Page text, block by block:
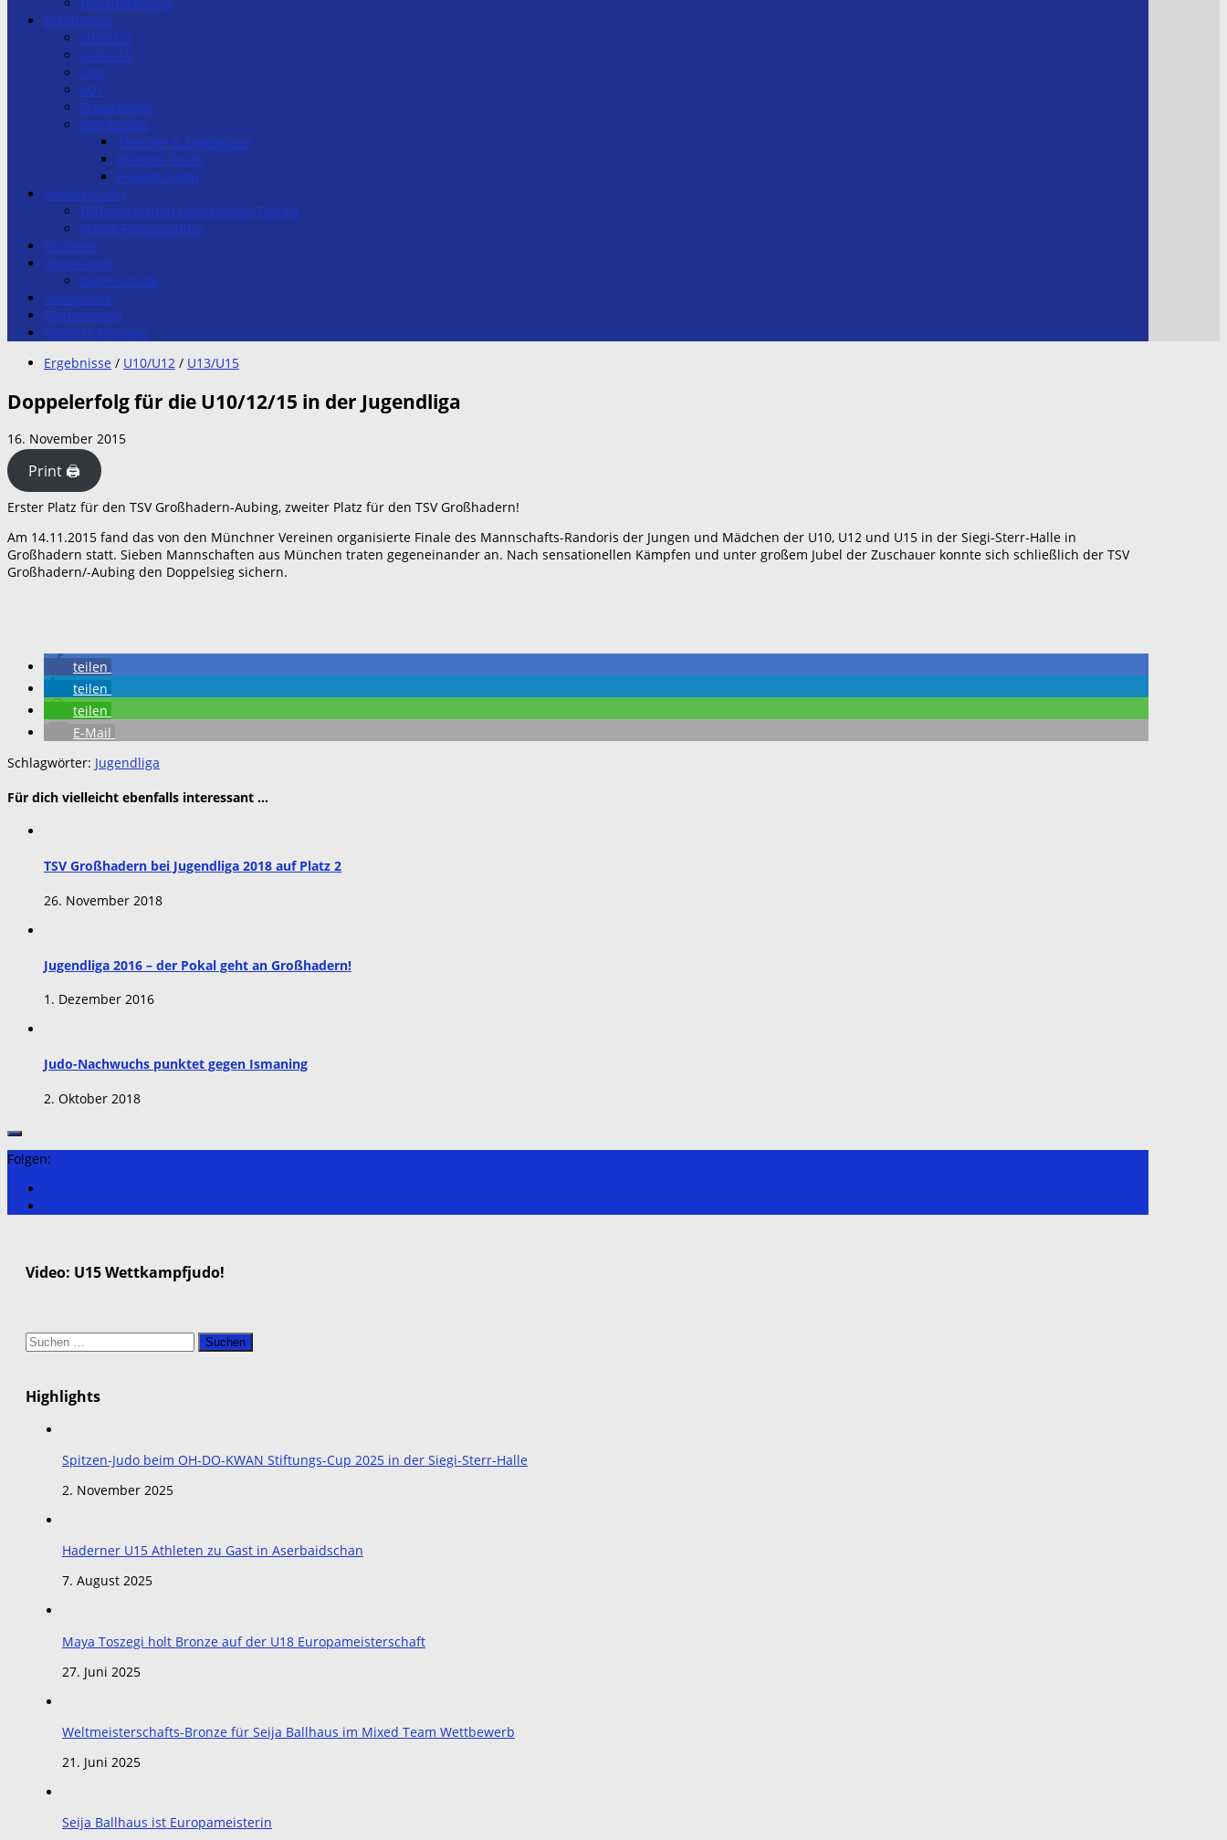
Ergebnisse
U10/U12
U13/U15
U18
U21
Erwachsene
Bundesliga
Termine & Ergebnisse
Männer-Team
Frauen-Team
Fitnessstudio
Öffnungszeiten Fitnesstudio Top-Fit
Preise Fitnessstudio
Förderer
Impressum
Datenschutz
Stützpunkt
Förderverein
Nächste Termine
Ergebnisse / U10/U12 / U13/U15
Doppelerfolg für die U10/12/15 in der Jugendliga
16. November 2015
Print 🖨
Erster Platz für den TSV Großhadern-Aubing, zweiter Platz für den TSV Großhadern!
Am 14.11.2015 fand das von den Münchner Vereinen organisierte Finale des Mannschafts-Randoris der Jungen und Mädchen der U10, U12 und U15 in der Siegi-Sterr-Halle in
Großhadern statt. Sieben Mannschaften aus München traten gegeneinander an. Nach sensationellen Kämpfen und unter großem Jubel der Zuschauer konnte sich schließlich der TSV
Großhadern/-Aubing den Doppelsieg sichern.
teilen
teilen
teilen
E-Mail
Schlagwörter: Jugendliga
Für dich vielleicht ebenfalls interessant …
TSV Großhadern bei Jugendliga 2018 auf Platz 2
26. November 2018
Jugendliga 2016 – der Pokal geht an Großhadern!
1. Dezember 2016
Judo-Nachwuchs punktet gegen Ismaning
2. Oktober 2018
Folgen:
Video: U15 Wettkampfjudo!
Suchen
nach:
Highlights
Spitzen-Judo beim OH-DO-KWAN Stiftungs-Cup 2025 in der Siegi-Sterr-Halle
2. November 2025
Haderner U15 Athleten zu Gast in Aserbaidschan
7. August 2025
Maya Toszegi holt Bronze auf der U18 Europameisterschaft
27. Juni 2025
Weltmeisterschafts-Bronze für Seija Ballhaus im Mixed Team Wettbewerb
21. Juni 2025
Seija Ballhaus ist Europameisterin